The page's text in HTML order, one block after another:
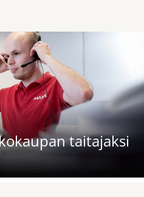
taitajaksi